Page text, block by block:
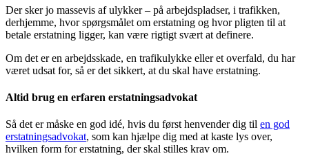
Der sker jo massevis af ulykker – på arbejdspladser, i trafikken,
derhjemme, hvor spørgsmålet om erstatning og hvor pligten til at
betale erstatning ligger, kan være rigtigt svært at definere.
Om det er en arbejdsskade, en trafikulykke eller et overfald, du har
været udsat for, så er det sikkert, at du skal have erstatning.
Altid brug en erfaren erstatningsadvokat
Så det er måske en god idé, hvis du først henvender dig til en god
erstatningsadvokat, som kan hjælpe dig med at kaste lys over,
hvilken form for erstatning, der skal stilles krav om.